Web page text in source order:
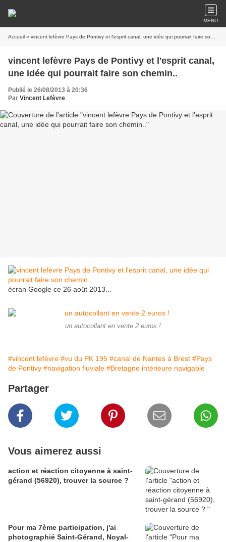
MENU
Accueil » vincent lefèvre Pays de Pontivy et l'esprit canal, une idée qui pourrait faire son chemin..
vincent lefèvre Pays de Pontivy et l'esprit canal,
une idée qui pourrait faire son chemin..
Publié le 26/08/2013 à 20:36
Par Vincent Lefèvre
écran Google ce 26 août 2013...
un autocollant en vente 2 euros !
#vincent lefèvre #vu du PK 195 #canal de Nantes à Brest #Pays
de Pontivy #navigation fluviale #Bretagne intérieure navigable
Partager
Vous aimerez aussi
action et réaction citoyenne à saint-
gérand (56920), trouver la source ?
Pour ma 7ème participation, j'ai
photographié Saint-Gérand, Noyal-